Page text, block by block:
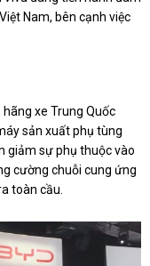
Nam, bên cạnh việc
xe Trung Quốc
sản xuất phụ tùng
giảm sự phụ thuộc vào
cường chuỗi cung ứng
toàn cầu.